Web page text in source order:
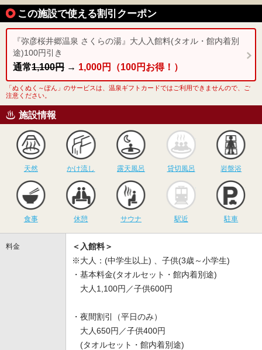
この施設で使える割引クーポン
『弥彦桜井郷温泉 さくらの湯』大人入館料(タオル・館内着別
途)100円引き
通常1,100円 → 1,000円（100円お得！）
「ぬくぬく～ぽん」のサービスは、温泉ギフトカードではご利用できませんので、ご
注意ください。
施設情報
天然
かけ流し
かけ流し
露天風呂
露天風呂
貸切風呂
貸切風呂 岩盤浴
食事 休憩
サウナ
サウナ 駅近 駐車
料金
＜入館料＞
※大人：(中学生以上) 、子供(3歳～小学生)
・基本料金(タオルセット・館内着別途)
大人1,100円／子供600円
・夜間割引（平日のみ）
大人650円／子供400円
(タオルセット・館内着別途)